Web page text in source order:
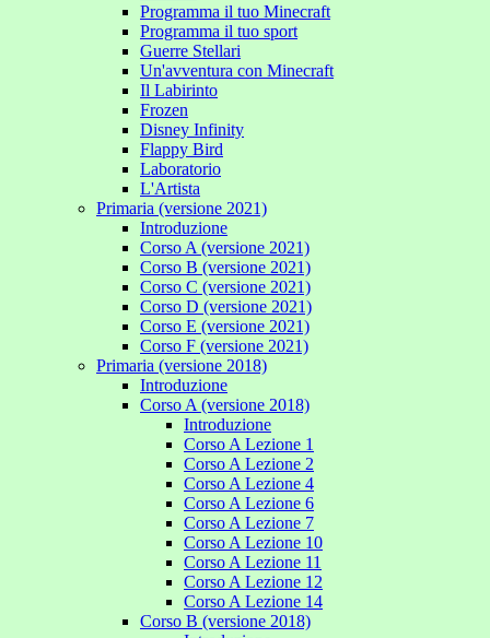
Programma il tuo Minecraft
Programma il tuo sport
Guerre Stellari
Un'avventura con Minecraft
Il Labirinto
Frozen
Disney Infinity
Flappy Bird
Laboratorio
L'Artista
Primaria (versione 2021)
Introduzione
Corso A (versione 2021)
Corso B (versione 2021)
Corso C (versione 2021)
Corso D (versione 2021)
Corso E (versione 2021)
Corso F (versione 2021)
Primaria (versione 2018)
Introduzione
Corso A (versione 2018)
Introduzione
Corso A Lezione 1
Corso A Lezione 2
Corso A Lezione 4
Corso A Lezione 6
Corso A Lezione 7
Corso A Lezione 10
Corso A Lezione 11
Corso A Lezione 12
Corso A Lezione 14
Corso B (versione 2018)